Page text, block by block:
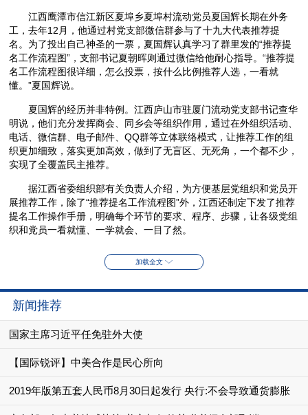
江西鹰潭市信江新区夏埠乡夏埠村流动党员夏国辉长期在外务
工，去年12月，他通过村党支部微信群参与了十九大代表推荐提
名。为了投出自己神圣的一票，夏国辉认真学习了群里发的“推荐提
名工作流程图”，支部书记夏朝晖则通过微信给他耐心指导。“推荐提
名工作流程图很详细，怎么投票，按什么比例推荐人选，一看就
懂。”夏国辉说。
夏国辉的经历并非特例。江西庐山市驻厦门流动党支部书记查华
明说，他们充分发挥商会、同乡会等组织作用，通过在外组织活动、
电话、微信群、电子邮件、QQ群等立体联络模式，让推荐工作的组
织更加细致，落实更加高效，做到了无盲区、无死角，一个都不少，
实现了全覆盖民主推荐。
据江西省委组织部有关负责人介绍，为方便基层党组织和党员开
展推荐工作，除了“推荐提名工作流程图”外，江西还制定下发了推荐
提名工作操作手册，明确每个环节的要求、程序、步骤，让各级党组
织和党员一看就懂、一学就会、一目了然。
加载全文
新闻推荐
国家主席习近平任免驻外大使
【国际锐评】中美合作是民心所向
2019年版第五套人民币8月30日起发行 央行:不会导致通货膨胀